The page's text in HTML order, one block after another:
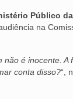
Público
na
é inocente.
conta disso?“,